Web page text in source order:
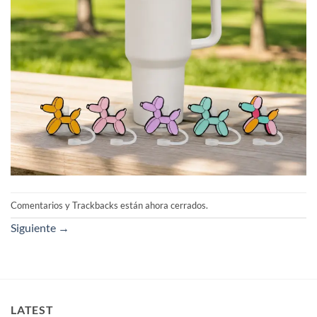
Comentarios y Trackbacks están ahora cerrados.
Siguiente →
LATEST